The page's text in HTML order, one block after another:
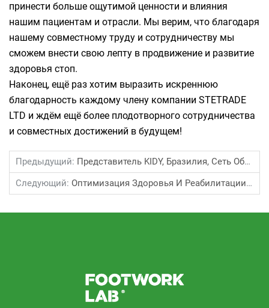
принести больше ощутимой ценности и влияния
нашим пациентам и отрасли. Мы верим, что благодаря
нашему совместному труду и сотрудничеству мы
сможем внести свою лепту в продвижение и развитие
здоровья стоп.
Наконец, ещё раз хотим выразить искреннюю
благодарность каждому члену компании STETRADE
LTD и ждём ещё более плодотворного сотрудничества
и совместных достижений в будущем!
Предыдущий: Представитель KIDY, Бразилия, Сеть Обувных Магазинов, Май 2024
Следующий: Оптимизация Здоровья И Реабилитации Стопы: Инновации В Сканерах Для Ног Бразилия, Nosso Pe SLU LTDA, Октябрь 2023